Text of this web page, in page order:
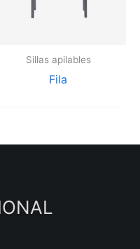
Sillas apilables
Fila